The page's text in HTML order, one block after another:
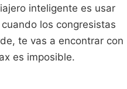
inteligente es usar
los congresistas
te vas a encontrar con
es imposible.